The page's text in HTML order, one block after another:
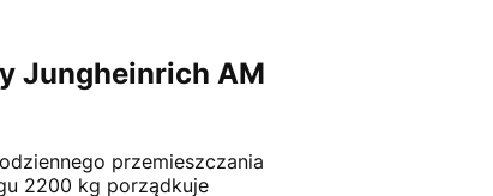
Jungheinrich AM
przemieszczania
2200 kg porządkuje